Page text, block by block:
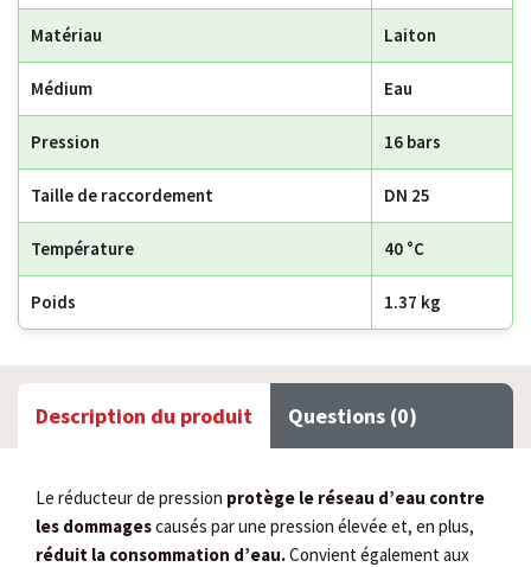
Matériau Laiton
Médium Eau
Pression 16 bars
Taille de raccordement DN 25
Température 40 °C
Poids 1.37 kg
Description du produit Questions (0)
Le réducteur de pression protège le réseau d’eau contre
les dommagescausés par une pression élevée et, en plus,
réduit la consommation d’eau.Convient également aux